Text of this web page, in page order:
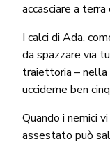
accasciare a
I calci di Ada,
da spazzare via
traiettoria – nella
ucciderne ben
Quando i nemici
assestato può